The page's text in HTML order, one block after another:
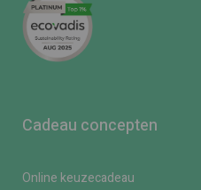
Cadeau concepten
Online keuzecadeau